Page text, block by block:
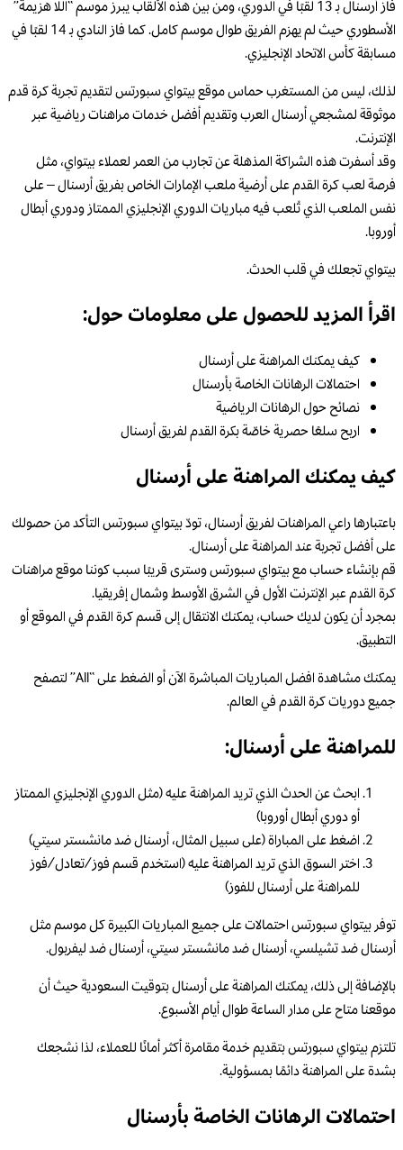
فاز أرسنال بـ 13 لقبًا في الدوري، ومن بين هذه الألقاب يبرز موسم “اللا هزيمة”
الأسطوري حيث لم يهزم الفريق طوال موسم كامل. كما فاز النادي بـ 14 لقبًا في
مسابقة كأس الاتحاد الإنجليزي.
لذلك، ليس من المستغرب حماس موقع بيتواي سبورتس لتقديم تجربة كرة قدم
موثوقة لمشجعي أرسنال العرب وتقديم أفضل خدمات مراهنات رياضية عبر
الإنترنت.
وقد أسفرت هذه الشراكة المذهلة عن تجارب من العمر لعملاء بيتواي، مثل
فرصة لعب كرة القدم على أرضية ملعب الإمارات الخاص بفريق أرسنال – على
نفس الملعب الذي تُلعب فيه مباريات الدوري الإنجليزي الممتاز ودوري أبطال
أوروبا.
بيتواي تجعلك في قلب الحدث.
اقرأ المزيد للحصول على معلومات حول:
كيف يمكنك المراهنة على أرسنال
احتمالات الرهانات الخاصة بأرسنال
نصائح حول الرهانات الرياضية
اربح سلعًا حصرية خاصّة بكرة القدم لفريق أرسنال
كيف يمكنك المراهنة على أرسنال
باعتبارها راعي المراهنات لفريق أرسنال، تودّ بيتواي سبورتس التأكد من حصولك
على أفضل تجربة عند المراهنة على أرسنال.
قم بإنشاء حساب مع بيتواي سبورتس وسترى قريبًا سبب كوننا موقع مراهنات
كرة القدم عبر الإنترنت الأول في الشرق الأوسط وشمال إفريقيا.
بمجرد أن يكون لديك حساب، يمكنك الانتقال إلى قسم كرة القدم في الموقع أو
التطبيق.
يمكنك مشاهدة افضل المباريات المباشرة الآن أو الضغط على “All” لتصفح
جميع دوريات كرة القدم في العالم.
للمراهنة على أرسنال:
ابحث عن الحدث الذي تريد المراهنة عليه (مثل الدوري الإنجليزي الممتاز
أو دوري أبطال أوروبا)
اضغط على المباراة (على سبيل المثال، أرسنال ضد مانشستر سيتي)
اختر السوق الذي تريد المراهنة عليه (استخدم قسم فوز/تعادل/فوز
للمراهنة على أرسنال للفوز)
توفر بيتواي سبورتس احتمالات على جميع المباريات الكبيرة كل موسم مثل
أرسنال ضد تشيلسي، أرسنال ضد مانشستر سيتي، أرسنال ضد ليفربول.
بالإضافة إلى ذلك، يمكنك المراهنة على أرسنال بتوقيت السعودية حيث أن
موقعنا متاح على مدار الساعة طوال أيام الأسبوع.
تلتزم بيتواي سبورتس بتقديم خدمة مقامرة أكثر أمانًا للعملاء، لذا نشجعك
بشدة على المراهنة دائمًا بمسؤولية.
احتمالات الرهانات الخاصة بأرسنال